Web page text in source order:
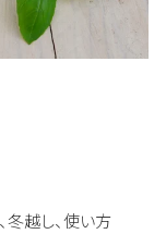
冬越し、使い方